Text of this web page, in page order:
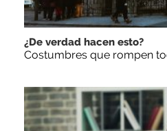
¿De verdad hacen esto?
Costumbres que rompen